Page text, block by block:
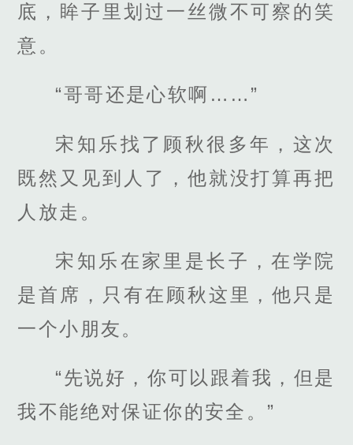
底，眸子里划过一丝微不可察的笑
意。
“哥哥还是心软啊……”
宋知乐找了顾秋很多年，这次
既然又见到人了，他就没打算再把
人放走。
宋知乐在家里是长子，在学院
是首席，只有在顾秋这里，他只是
一个小朋友。
“先说好，你可以跟着我，但是
我不能绝对保证你的安全。”